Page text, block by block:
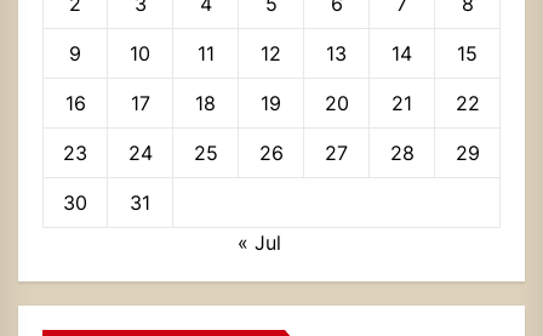
9 10 11 12 13 14 15
16 17 18 19 20 21 22
23 24 25 26 27 28 29
30
31
« Jul